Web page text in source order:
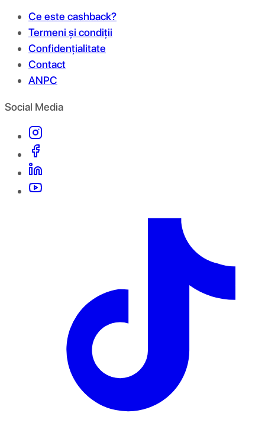
Ce este cashback?
Termeni și condiții
Confidențialitate
Contact
ANPC
Social Media